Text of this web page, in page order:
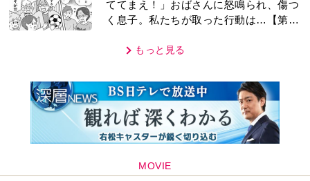
ててまえ！」おばさんに怒鳴られ、傷つ
く息子。私たちが取った行動は…【第3
もっと見る
MOVIE